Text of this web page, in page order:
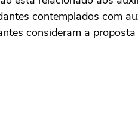
contemplados com
consideram a